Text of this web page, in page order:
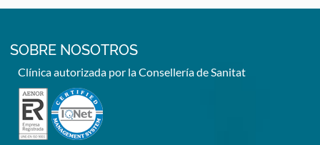
SOBRE NOSOTROS
Clínica autorizada por la Consellería de Sanitat